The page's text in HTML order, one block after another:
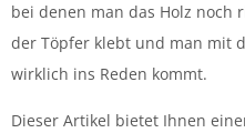
bei denen man das Holz noch
der Töpfer klebt und man mit
wirklich ins Reden kommt.
Dieser Artikel bietet Ihnen